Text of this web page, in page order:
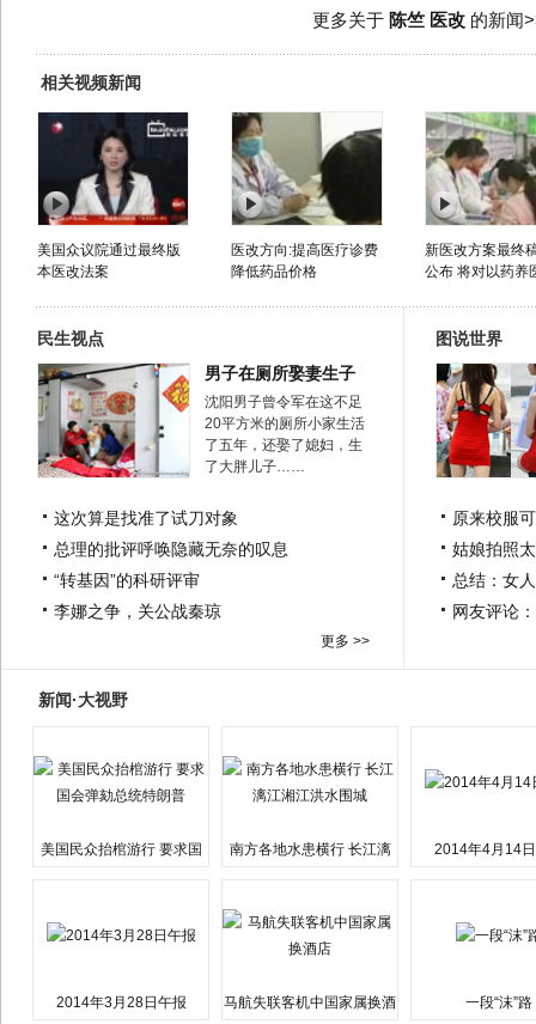
更多关于 陈竺 医改的新闻
相关视频新闻
美国众议院通过最终版
本医改法案
医改方向:提高医疗诊费
降低药品价格
新医改方案最终
公布 将对以药养
民生视点
男子在厕所娶妻生子
沈阳男子曾令军在这不足
20平方米的厕所小家生活
了五年，还娶了媳妇，生
了大胖儿子……
这次算是找准了试刀对象
总理的批评呼唤隐藏无奈的叹息
“转基因”的科研评审
李娜之争，关公战秦琼
更多 >>
图说世界
原来校服
姑娘拍照
总结：女
网友评论
新闻·大视野
美国民众抬棺游行 要求国
南方各地水患横行 长江漓
2014年4月14
2014年3月28日午报
马航失联客机中国家属换酒
一段“沫”路